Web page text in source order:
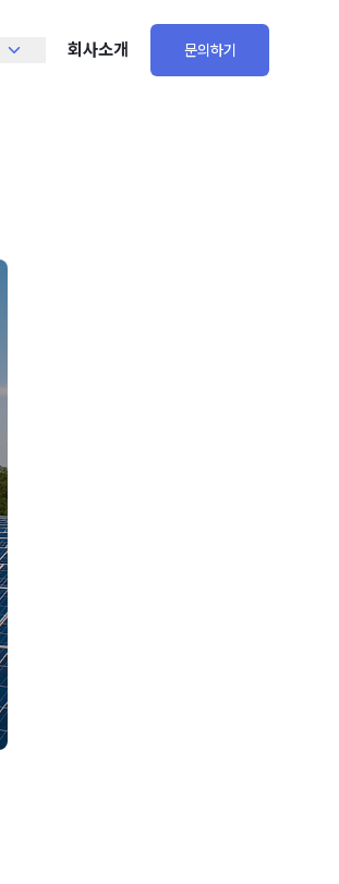
회사소개 문의하기